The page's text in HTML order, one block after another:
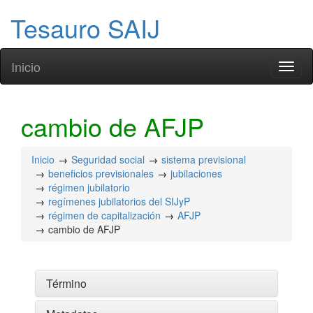
Tesauro SAIJ
Inicio
cambio de AFJP
Inicio Seguridad social
sistema previsional
beneficios previsionales
jubilaciones
régimen jubilatorio
regímenes jubilatorios del SIJyP
régimen de capitalización
AFJP
cambio de AFJP
Término